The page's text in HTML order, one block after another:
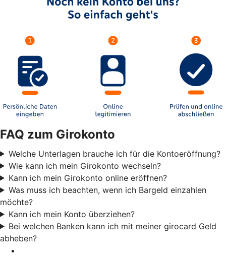
FAQ zum Girokonto
Welche Unterlagen brauche ich für die Kontoeröffnung?
Wie kann ich mein Girokonto wechseln?
Kann ich mein Girokonto online eröffnen?
Was muss ich beachten, wenn ich Bargeld einzahlen
möchte?
Kann ich mein Konto überziehen?
Bei welchen Banken kann ich mit meiner girocard Geld
abheben?